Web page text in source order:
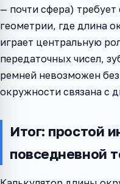
— почти сфера)
геометрии, где длина
играет центральную
передаточных чисел,
ремней невозможен
окружности связана с
Итог: простой
повседневной